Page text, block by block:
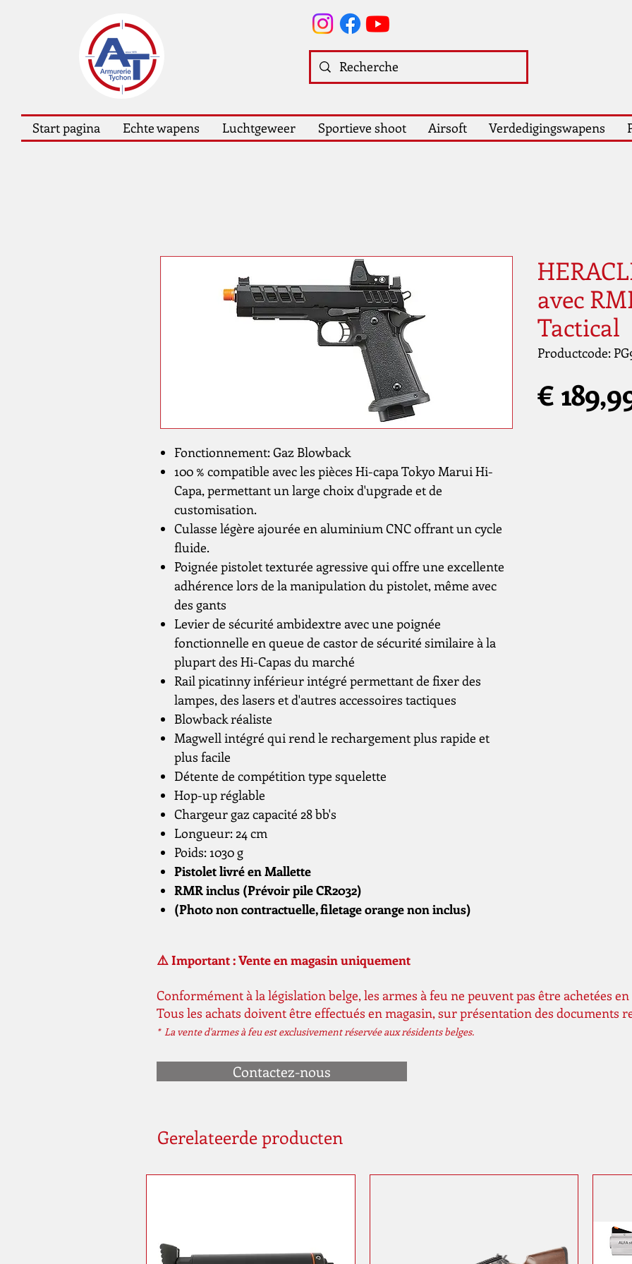
Start pagina Echte wapens Luchtgeweer Sportieve shoot Airsoft Verdedigingswapens
Fonctionnement: Gaz Blowback
100 % compatible avec les pièces Hi-capa Tokyo Marui Hi-
Capa, permettant un large choix d'upgrade et de
customisation.
Culasse légère ajourée en aluminium CNC offrant un cycle
fluide.
Poignée pistolet texturée agressive qui offre une excellente
adhérence lors de la manipulation du pistolet, même avec
des gants
Levier de sécurité ambidextre avec une poignée
fonctionnelle en queue de castor de sécurité similaire à la
plupart des Hi-Capas du marché
Rail picatinny inférieur intégré permettant de fixer des
lampes, des lasers et d'autres accessoires tactiques
Blowback réaliste
Magwell intégré qui rend le rechargement plus rapide et
plus facile
Détente de compétition type squelette
Hop-up réglable
Chargeur gaz capacité 28 bb's
Longueur: 24 cm
Poids: 1030 g
Pistolet livré en Mallette
RMR inclus (Prévoir pile CR2032)
(Photo non contractuelle, filetage orange non inclus)
avec
Tactical
Productcode:
€
⚠️ Important : Vente en magasin uniquement
Conformément à la législation belge, les armes à feu ne peuvent pas être achetées
Tous les achats doivent être effectués en magasin, sur présentation des documents
* La vente d'armes à feu est exclusivement réservée aux résidents belges.
Contactez-nous
Gerelateerde producten